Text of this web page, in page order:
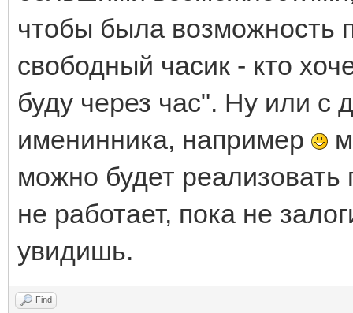
чтобы была возможность
свободный часик - кто
буду через час". Ну или с
именинника, например
можно будет реализовать
не работает, пока не
увидишь.
Find